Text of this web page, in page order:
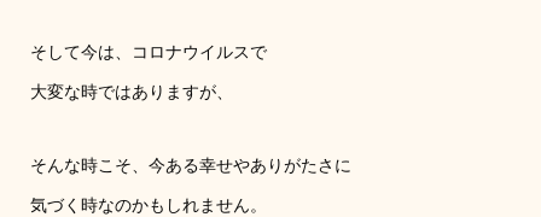
そして今は、コロナウイルスで
大変な時ではありますが、
そんな時こそ、今ある幸せやありがたさに
気づく時なのかもしれません。